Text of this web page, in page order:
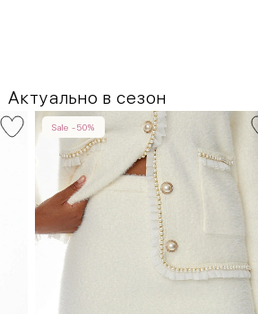
Актуально в сезон
Sale -50%